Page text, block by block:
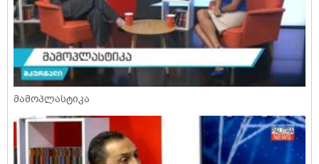
მამოპლასტიკა